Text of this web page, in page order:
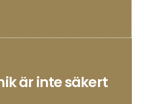
är inte säkert